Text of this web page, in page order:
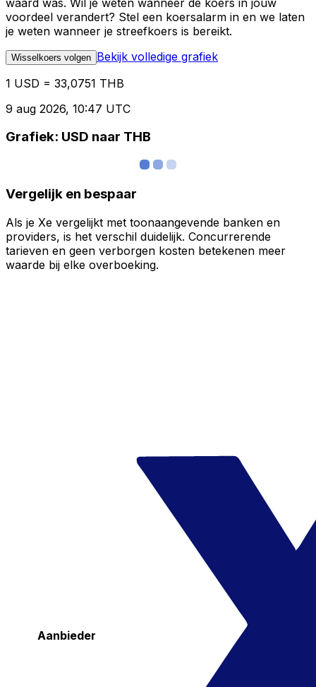
voordeel verandert? Stel een koersalarm in en we laten
je weten wanneer je streefkoers is bereikt.
Wisselkoers volgen Bekijk volledige grafiek
1 USD = 33,0751 THB
9 aug 2026, 10:47 UTC
Grafiek: USD naar THB
Vergelijk en bespaar
Als je Xe vergelijkt met toonaangevende banken en
providers, is het verschil duidelijk. Concurrerende
tarieven en geen verborgen kosten betekenen meer
waarde bij elke overboeking.
Aanbieder